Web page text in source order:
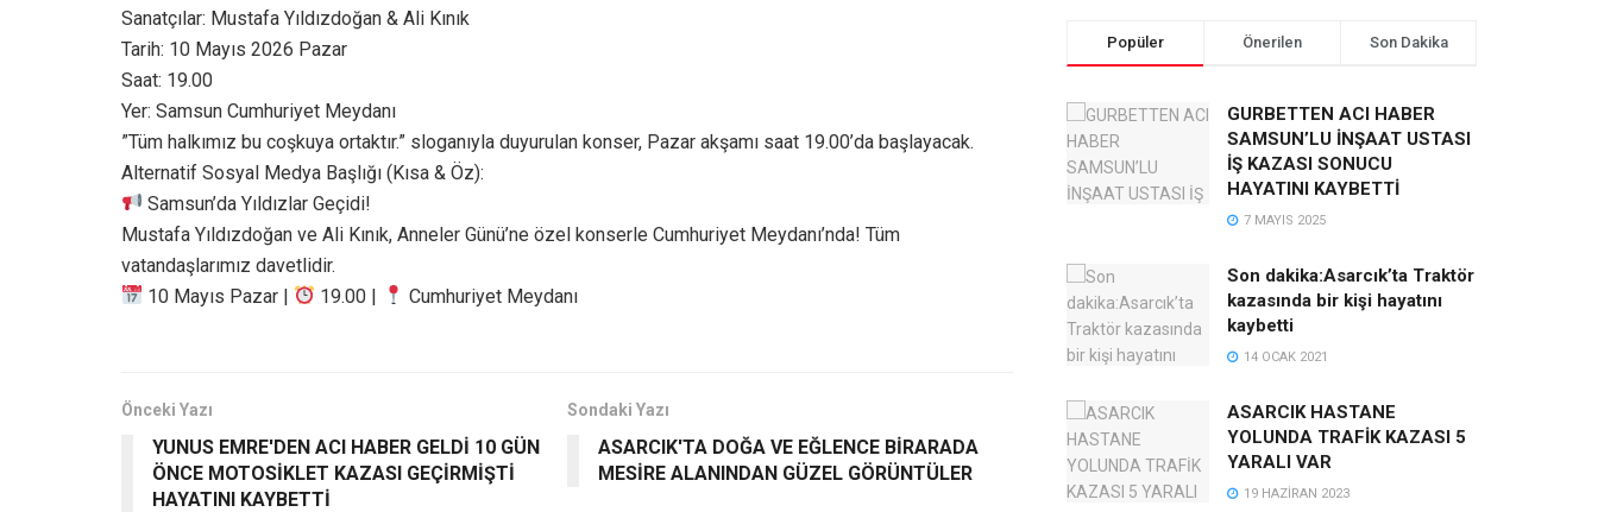
​Sanatçılar: Mustafa Yıldızdoğan & Ali Kınık
​Tarih: 10 Mayıs 2026 Pazar
​Saat: 19.00
​Yer: Samsun Cumhuriyet Meydanı
​”Tüm halkımız bu coşkuya ortaktır.” sloganıyla duyurulan konser, Pazar akşamı saat 19.00’da başlayacak.
​Alternatif Sosyal Medya Başlığı (Kısa & Öz):
Samsun’da Yıldızlar Geçidi!
Mustafa Yıldızdoğan ve Ali Kınık, Anneler Günü’ne özel konserle Cumhuriyet Meydanı’nda! Tüm
vatandaşlarımız davetlidir.
10 Mayıs Pazar |
19.00 | Cumhuriyet Meydanı
Önceki Yazı
YUNUS EMRE'DEN ACI HABER GELDİ 10 GÜN
ÖNCE MOTOSİKLET KAZASI GEÇİRMİŞTİ
HAYATINI KAYBETTİ
Sondaki Yazı
ASARCIK'TA DOĞA VE EĞLENCE BİRARADA
MESİRE ALANINDAN GÜZEL GÖRÜNTÜLER
Popüler Önerilen Son Dakika
GURBETTEN ACI HABER
SAMSUN’LU İNŞAAT USTASI
İŞ KAZASI SONUCU
HAYATINI KAYBETTİ
7 MAYIS 2025
Son dakika:Asarcık’ta Traktör
kazasında bir kişi hayatını
kaybetti
14 OCAK 2021
ASARCIK HASTANE
YOLUNDA TRAFİK KAZASI 5
YARALI VAR
19 HAZIRAN 2023